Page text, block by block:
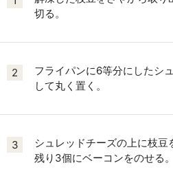
切る。
2
フライパンに6等分にしたシ
して丸く置く。
3
シュレッドチーズの上に枝豆
残り3個にベーコンをのせる。